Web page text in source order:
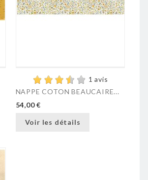
1 avis
NAPPE COTON BEAUCAIRE...
54,00 €
Voir les détails